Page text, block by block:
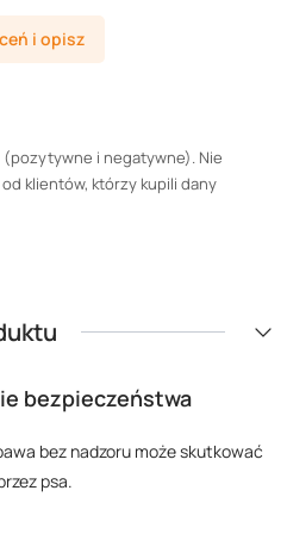
i opisz
i negatywne). Nie
klientów, którzy kupili dany
bezpieczeństwa
bez nadzoru może skutkować
psa.